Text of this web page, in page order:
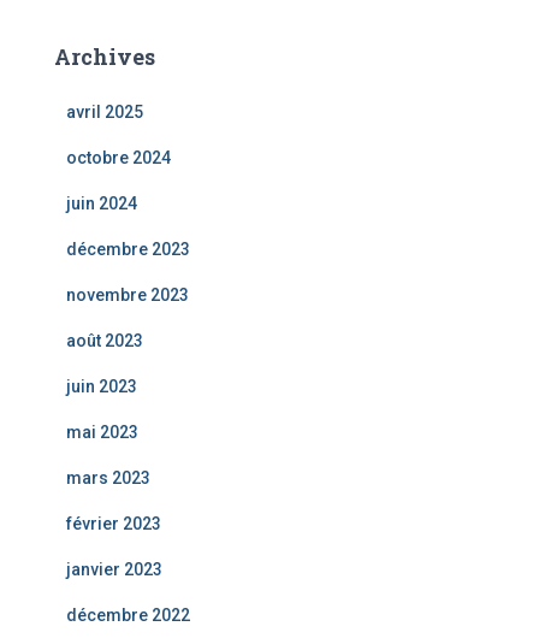
Archives
avril 2025
octobre 2024
juin 2024
décembre 2023
novembre 2023
août 2023
juin 2023
mai 2023
mars 2023
février 2023
janvier 2023
décembre 2022